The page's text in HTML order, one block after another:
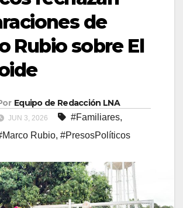
de
Rubio sobre El
Equipo de Redacción LNA
JUN 3, 2026 #Familiares,
Rubio, #PresosPolíticos